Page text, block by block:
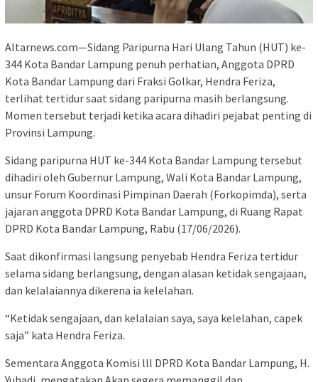
Altarnews.com—Sidang Paripurna Hari Ulang Tahun (HUT) ke-
344 Kota Bandar Lampung penuh perhatian, Anggota DPRD
Kota Bandar Lampung dari Fraksi Golkar, Hendra Feriza,
terlihat tertidur saat sidang paripurna masih berlangsung.
Momen tersebut terjadi ketika acara dihadiri pejabat penting di
Provinsi Lampung.
Sidang paripurna HUT ke-344 Kota Bandar Lampung tersebut
dihadiri oleh Gubernur Lampung, Wali Kota Bandar Lampung,
unsur Forum Koordinasi Pimpinan Daerah (Forkopimda), serta
jajaran anggota DPRD Kota Bandar Lampung, di Ruang Rapat
DPRD Kota Bandar Lampung, Rabu (17/06/2026).
Saat dikonfirmasi langsung penyebab Hendra Feriza tertidur
selama sidang berlangsung, dengan alasan ketidak sengajaan,
dan kelalaiannya dikerena ia kelelahan.
“Ketidak sengajaan, dan kelalaian saya, saya kelelahan, capek
saja” kata Hendra Feriza.
Sementara Anggota Komisi lll DPRD Kota Bandar Lampung, H.